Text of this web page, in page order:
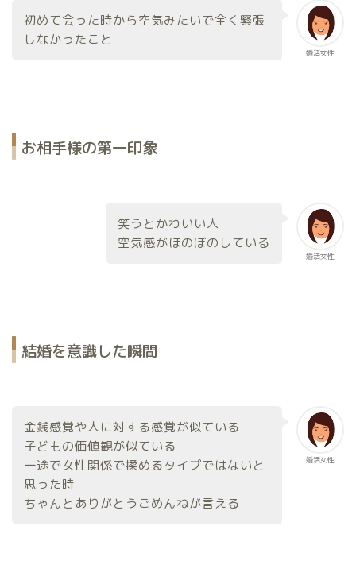
婚活女性
初めて会った時から空気みたいで全く緊張
しなかったこと
お相手様の第一印象
婚活女性
笑うとかわいい人
空気感がほのぼのしている
結婚を意識した瞬間
婚活女性
金銭感覚や人に対する感覚が似ている
子どもの価値観が似ている
一途で女性関係で揉めるタイプではないと
思った時
ちゃんとありがとうごめんねが言える